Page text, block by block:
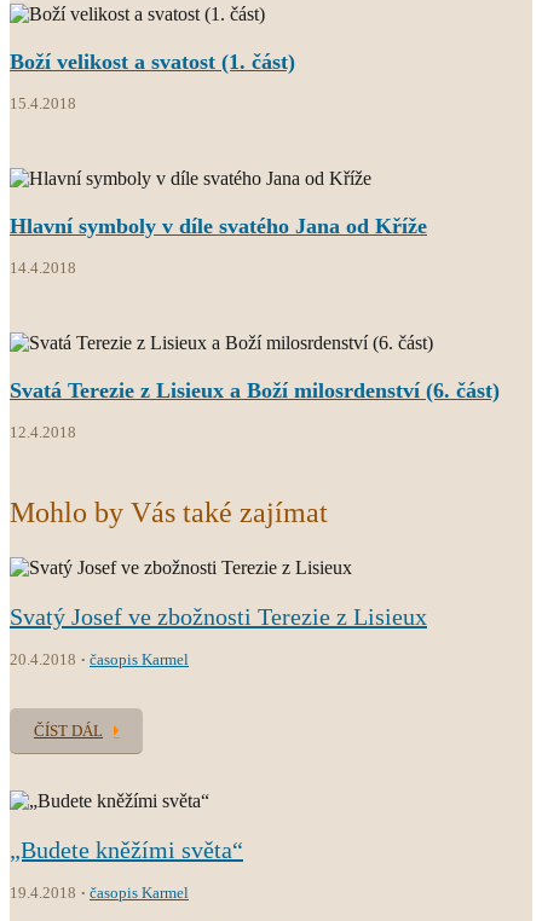
Boží velikost a svatost (1. část)
15.4.2018
Hlavní symboly v díle svatého Jana od Kříže
14.4.2018
Svatá Terezie z Lisieux a Boží milosrdenství (6. část)
12.4.2018
Mohlo by Vás také zajímat
Svatý Josef ve zbožnosti Terezie z Lisieux
20.4.2018 časopis Karmel
ČÍST DÁL
„Budete kněžími světa“
19.4.2018 časopis Karmel